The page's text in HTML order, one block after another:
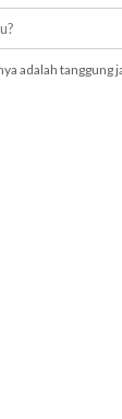
adalah tanggung